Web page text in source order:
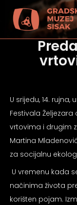
U srijedu, 14.
Festivala
vrtovima i drugim
Martina
za socijalnu
U vremenu kada
načinima života
korišten pojam.
vida